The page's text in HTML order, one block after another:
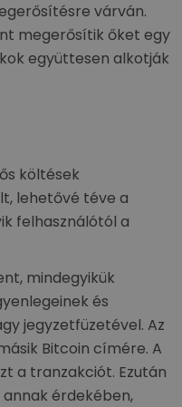
várván.
megerősítik őket egy
együttesen alkotják
költések
lehetővé téve a
felhasználótól a
mindegyikük
és
jegyzetfüzetével. Az
Bitcoin címére. A
a tranzakciót. Ezután
érdekében,